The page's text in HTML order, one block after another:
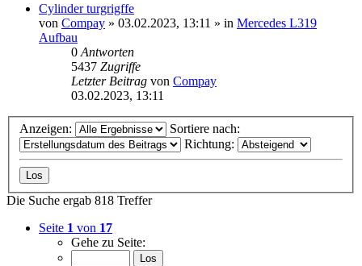
Cylinder turgrigffe
von Compay » 03.02.2023, 13:11 » in Mercedes L319
Aufbau
0 Antworten
5437 Zugriffe
Letzter Beitrag von Compay
03.02.2023, 13:11
Anzeigen:
Sortiere nach:
Richtung:
Die Suche ergab 818 Treffer
Seite 1 von 17
Gehe zu Seite: